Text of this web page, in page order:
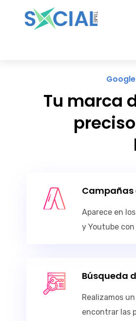
Tu marca
Campañas
Aparece en
y Youtube
Búsqueda
Realizamos
encontrar las